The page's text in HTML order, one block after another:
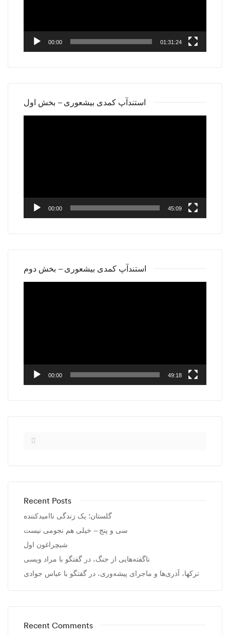
00:00 01:31:24
استندآپ کمدی بیشعوری – بخش اول
00:00 45:09
استندآپ کمدی بیشعوری – بخش دوم
00:00 49:18
Recent Posts
گلستان؛ یک زندگی ناامیدکننده
سی و پنج – خیلی هم نجومی نیست
شبچراغون اول
ناگفته‌هایی از جنگ، در گفتگو با مراد ویسی
ترکها، آذری‌ها و ماجرای پیشه‌وری، در گفتگو با عباس جوادی
Recent Comments